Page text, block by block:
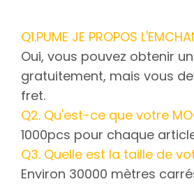
Q1.PUME JE PROPOS
Oui, vous pouvez obtenir
gratuitement, mais vous
fret.
Q2. Qu'est-ce que votre
1000pcs pour chaque
Q3. Quelle est la taille de
Environ 30000 mètres